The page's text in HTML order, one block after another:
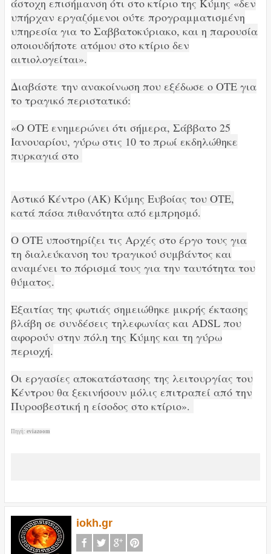
άστοχη επισήμανση ότι στο κτίριο της Κύμης «δεν
υπήρχαν εργαζόμενοι ούτε προγραμματισμένη
υπηρεσία για το Σαββατοκύριακο, και η παρουσία
οποιουδήποτε ατόμου στο κτίριο δεν
αιτιολογείται».
Διαβάστε την ανακοίνωση που εξέδωσε ο ΟΤΕ για
το τραγικό περιστατικό:
«Ο ΟΤΕ ενημερώνει ότι σήμερα, Σάββατο 25
Ιανουαρίου, γύρω στις 10 το πρωί εκδηλώθηκε
πυρκαγιά στο
Αστικό Κέντρο (ΑΚ) Κύμης Ευβοίας του ΟΤΕ,
κατά πάσα πιθανότητα από εμπρησμό.
Ο OTE υποστηρίζει τις Αρχές στο έργο τους για
τη διαλεύκανση του τραγικού συμβάντος και
αναμένει το πόρισμά τους για την ταυτότητα του
θύματος.
Εξαιτίας της φωτιάς σημειώθηκε μικρής έκτασης
βλάβη σε συνδέσεις τηλεφωνίας και ADSL που
αφορούν στην πόλη της Κύμης και τη γύρω
περιοχή.
Οι εργασίες αποκατάστασης της λειτουργίας του
Κέντρου θα ξεκινήσουν μόλις επιτραπεί από την
Πυροσβεστική η είσοδος στο κτίριο».
Πηγή: eviazoom
iokh.gr